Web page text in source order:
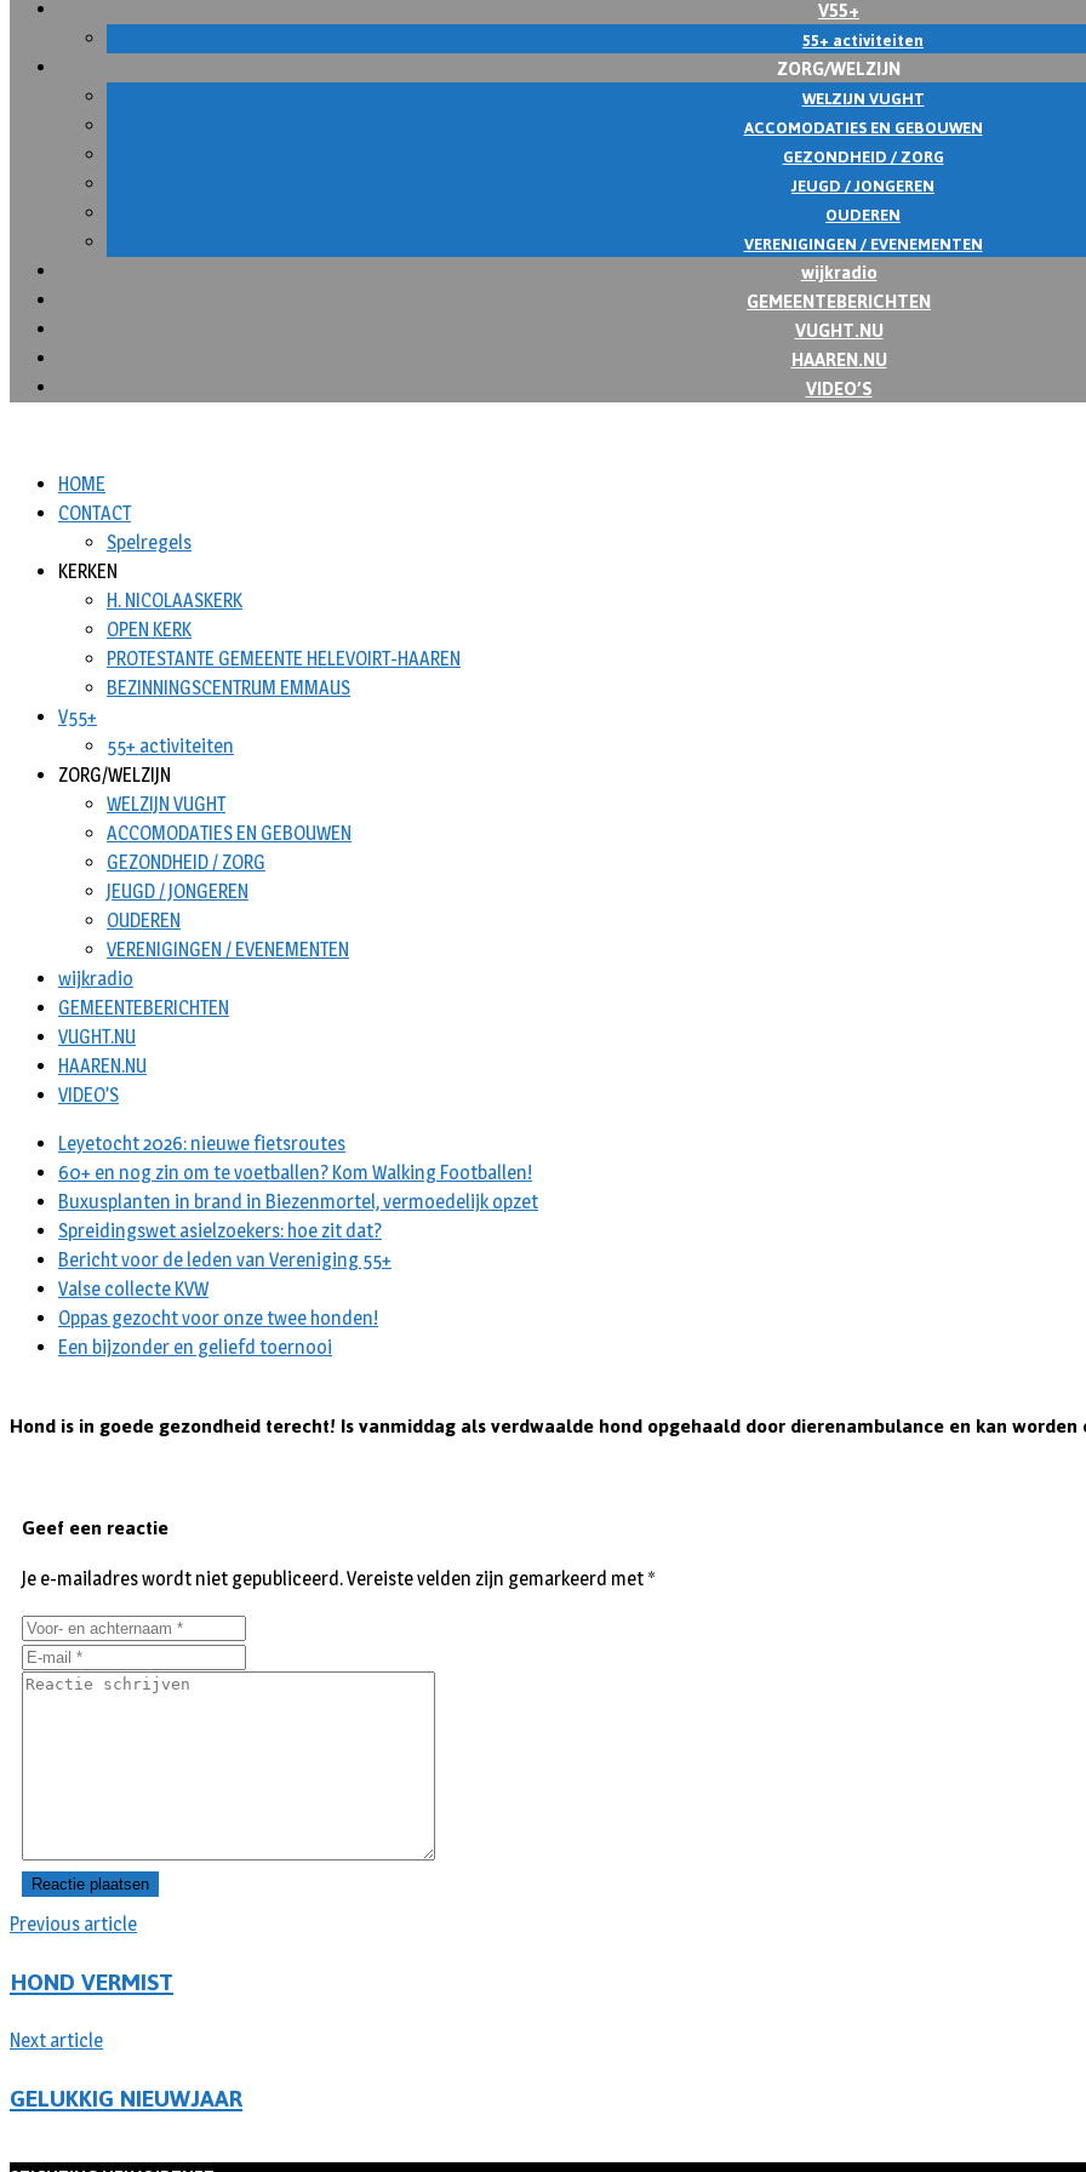
V55+
55+ activiteiten
ZORG/WELZIJN
WELZIJN VUGHT
ACCOMODATIES EN GEBOUWEN
GEZONDHEID / ZORG
JEUGD / JONGEREN
OUDEREN
VERENIGINGEN / EVENEMENTEN
wijkradio
GEMEENTEBERICHTEN
VUGHT.NU
HAAREN.NU
VIDEO’S
HOME
CONTACT
Spelregels
KERKEN
H. NICOLAASKERK
OPEN KERK
PROTESTANTE GEMEENTE HELEVOIRT-HAAREN
BEZINNINGSCENTRUM EMMAUS
V55+
55+ activiteiten
ZORG/WELZIJN
WELZIJN VUGHT
ACCOMODATIES EN GEBOUWEN
GEZONDHEID / ZORG
JEUGD / JONGEREN
OUDEREN
VERENIGINGEN / EVENEMENTEN
wijkradio
GEMEENTEBERICHTEN
VUGHT.NU
HAAREN.NU
VIDEO’S
Leyetocht 2026: nieuwe fietsroutes
60+ en nog zin om te voetballen? Kom Walking Footballen!
Buxusplanten in brand in Biezenmortel, vermoedelijk opzet
Spreidingswet asielzoekers: hoe zit dat?
Bericht voor de leden van Vereniging 55+
Valse collecte KVW
Oppas gezocht voor onze twee honden!
Een bijzonder en geliefd toernooi
Hond is in goede gezondheid terecht! Is vanmiddag als verdwaalde hond opgehaald door dierenambulance en kan
Previous article
HOND VERMIST
Next article
GELUKKIG NIEUWJAAR
Geef een reactie
Je e-mailadres wordt niet gepubliceerd.Vereiste velden zijn gemarkeerd met *